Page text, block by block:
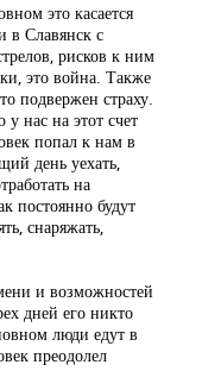
это касается
в Славянск с
рисков к ним
это война. Также
подвержен страху.
у нас на этот счет
попал к нам в
день уехать,
на
постоянно будут
снаряжать,
и возможностей
дней его никто
люди едут в
преодолел